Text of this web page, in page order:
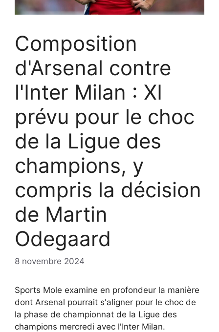
Composition
d'Arsenal contre
l'Inter Milan : XI
prévu pour le choc
de la Ligue des
champions, y
compris la décision
de Martin
Odegaard
8 novembre 2024
Sports Mole examine en profondeur la manière
dont Arsenal pourrait s'aligner pour le choc de
la phase de championnat de la Ligue des
champions mercredi avec l'Inter Milan.